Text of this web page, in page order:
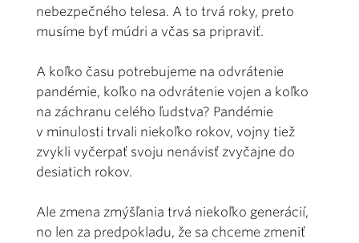
nebezpečného telesa. A to trvá roky, preto
musíme byť múdri a včas sa pripraviť.
A koľko času potrebujeme na odvrátenie
pandémie, koľko na odvrátenie vojen a koľko
na záchranu celého ľudstva? Pandémie
v minulosti trvali niekoľko rokov, vojny tiež
zvykli vyčerpať svoju nenávisť zvyčajne do
desiatich rokov.
Ale zmena zmýšľania trvá niekoľko generácií,
no len za predpokladu, že sa chceme zmeniť